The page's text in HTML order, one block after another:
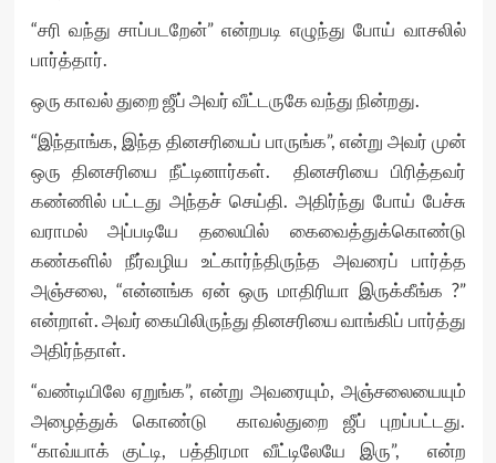
“சரி வந்து சாப்படறேன்” என்றபடி எழுந்து போய் வாசலில்
பார்த்தார்.
ஒரு காவல் துறை ஜீப் அவர் வீட்டருகே வந்து நின்றது.
“இந்தாங்க, இந்த தினசரியைப் பாருங்க”, என்று அவர் முன்
ஒரு தினசரியை நீட்டினார்கள். தினசரியை பிரித்தவர்
கண்ணில் பட்டது அந்தச் செய்தி. அதிர்ந்து போய் பேச்சு
வராமல் அப்படியே தலையில் கைவைத்துக்கொண்டு
கண்களில் நீர்வழிய உட்கார்ந்திருந்த அவரைப் பார்த்த
அஞ்சலை, “என்னங்க ஏன் ஒரு மாதிரியா இருக்கீங்க ?”
என்றாள். அவர் கையிலிருந்து தினசரியை வாங்கிப் பார்த்து
அதிர்ந்தாள்.
“வண்டியிலே ஏறுங்க”, என்று அவரையும், அஞ்சலையையும்
அழைத்துக் கொண்டு காவல்துறை ஜீப் புறப்பட்டது.
“காவ்யாக் குட்டி, பத்திரமா வீட்டிலேயே இரு”, என்ற